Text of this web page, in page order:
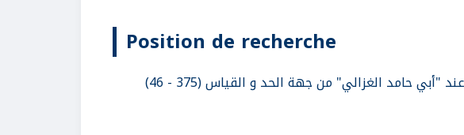
Position de recherche
حامد الغزالي" من جهة الحد و القياس (375 - 46)